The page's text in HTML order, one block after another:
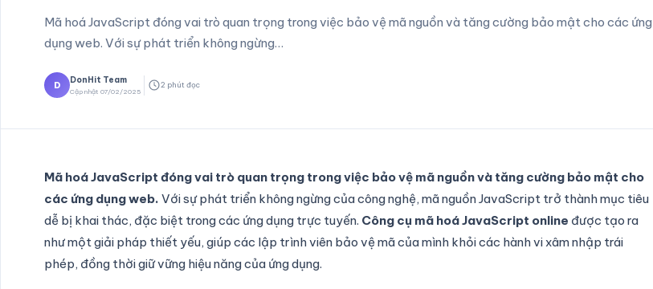
Mã hoá JavaScript đóng vai trò quan trọng trong việc bảo vệ mã nguồn và tăng cường bảo mật cho các ứng
dụng web. Với sự phát triển không ngừng…
D DonHit Team
Cập nhật 07/02/2025
2 phút đọc
Mã hoá JavaScript đóng vai trò quan trọng trong việc bảo vệ mã nguồn và tăng cường bảo mật cho
các ứng dụng web. Với sự phát triển không ngừng của công nghệ, mã nguồn JavaScript trở thành mục tiêu
dễ bị khai thác, đặc biệt trong các ứng dụng trực tuyến. Công cụ mã hoá JavaScript online được tạo ra
như một giải pháp thiết yếu, giúp các lập trình viên bảo vệ mã của mình khỏi các hành vi xâm nhập trái
phép, đồng thời giữ vững hiệu năng của ứng dụng.